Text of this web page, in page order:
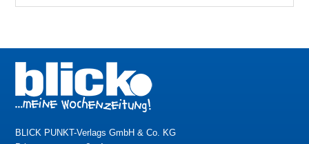
BLICK PUNKT-Verlags GmbH & Co. KG